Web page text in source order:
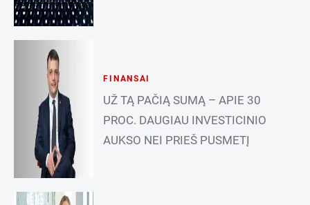
FINANSAI
UŽ TĄ PAČIĄ SUMĄ – APIE 30
PROC. DAUGIAU INVESTICINIO
AUKSO NEI PRIEŠ PUSMETĮ